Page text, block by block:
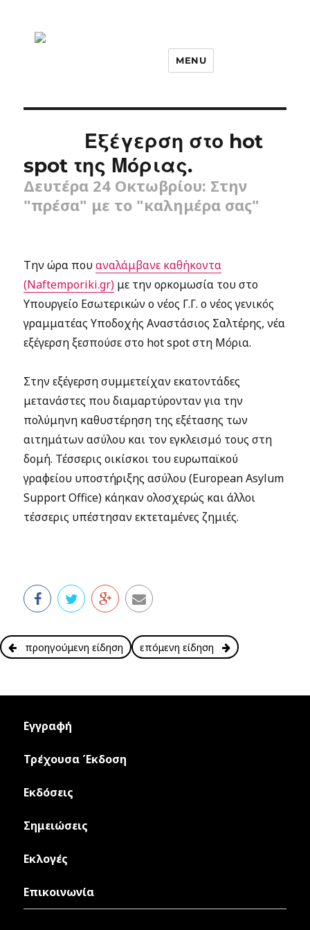
MENU
Εξέγερση στο hot
spot της Μόριας.
Δευτέρα 24 Οκτωβρίου: Στην
"πρέσα" με το "καλημέρα σας"
Την ώρα πουαναλάμβανε καθήκοντα
(Naftemporiki.gr) με την ορκομωσία του στο
Υπουργείο Εσωτερικών ο νέος Γ.Γ. ο νέος γενικός
γραμματέας Υποδοχής Αναστάσιος Σαλτέρης, νέα
εξέγερση ξεσπούσε στο hot spot στη Μόρια.
Στην εξέγερση συμμετείχαν εκατοντάδες
μετανάστες που διαμαρτύρονταν για την
πολύμηνη καθυστέρηση της εξέτασης των
αιτημάτων ασύλου και τον εγκλεισμό τους στη
δομή. Τέσσερις οικίσκοι του ευρωπαϊκού
γραφείου υποστήριξης ασύλου (European Asylum
Support Office) κάηκαν ολοσχερώς και άλλοι
τέσσερις υπέστησαν εκτεταμένες ζημιές.
προηγούμενη είδηση επόμενη είδηση
Εγγραφή
Τρέχουσα Έκδοση
Εκδόσεις
Σημειώσεις
Εκλογές
Επικοινωνία